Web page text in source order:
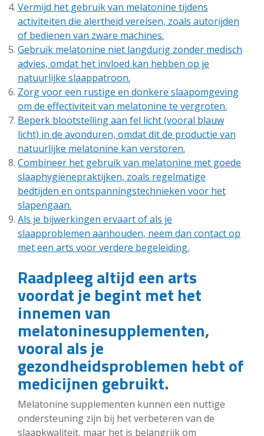
Vermijd het gebruik van melatonine tijdens
activiteiten die alertheid vereisen, zoals autorijden
of bedienen van zware machines.
Gebruik melatonine niet langdurig zonder medisch
advies, omdat het invloed kan hebben op je
natuurlijke slaappatroon.
Zorg voor een rustige en donkere slaapomgeving
om de effectiviteit van melatonine te vergroten.
Beperk blootstelling aan fel licht (vooral blauw
licht) in de avonduren, omdat dit de productie van
natuurlijke melatonine kan verstoren.
Combineer het gebruik van melatonine met goede
slaaphygiënepraktijken, zoals regelmatige
bedtijden en ontspanningstechnieken voor het
slapengaan.
Als je bijwerkingen ervaart of als je
slaapproblemen aanhouden, neem dan contact op
met een arts voor verdere begeleiding.
Raadpleeg altijd een arts
voordat je begint met het
innemen van
melatoninesupplementen,
vooral als je
gezondheidsproblemen hebt of
medicijnen gebruikt.
Melatonine supplementen kunnen een nuttige
ondersteuning zijn bij het verbeteren van de
slaapkwaliteit, maar het is belangrijk om